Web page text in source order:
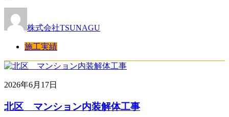
株式会社TSUNAGU
施工実績
2026年6月17日
北区 マンション内装解体工事